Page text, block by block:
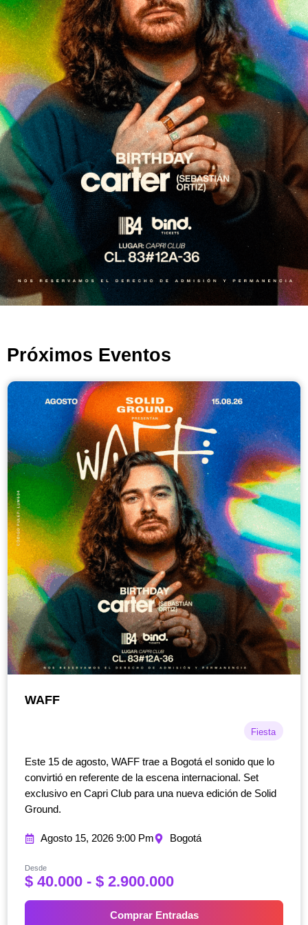
Próximos Eventos
WAFF
Fiesta
Este 15 de agosto, WAFF trae a Bogotá el sonido que lo
convirtió en referente de la escena internacional. Set
exclusivo en Capri Club para una nueva edición de Solid
Ground.
Agosto 15, 2026 9:00 Pm Bogotá
Desde
$40.000 - $2.900.000R
n
Comprar Entradas